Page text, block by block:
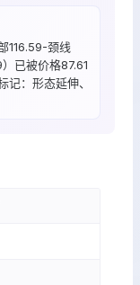
116.59-颈线
已被价格87.61
：形态延伸、